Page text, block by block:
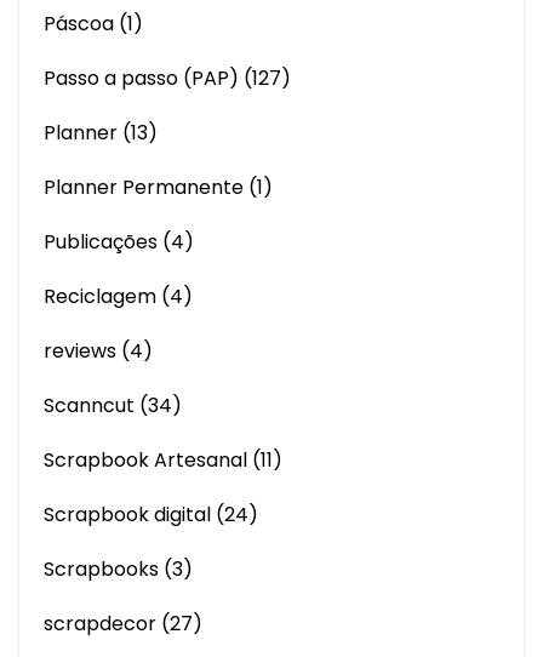
Páscoa (1)
Passo a passo (PAP) (127)
Planner (13)
Planner Permanente (1)
Publicações (4)
Reciclagem (4)
reviews (4)
Scanncut (34)
Scrapbook Artesanal (11)
Scrapbook digital (24)
Scrapbooks (3)
scrapdecor (27)